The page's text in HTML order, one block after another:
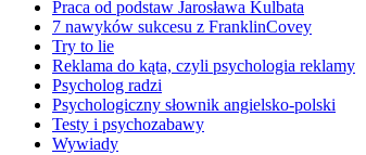
Praca od podstaw Jarosława Kulbata
7 nawyków sukcesu z FranklinCovey
Try to lie
Reklama do kąta, czyli psychologia reklamy
Psycholog radzi
Psychologiczny słownik angielsko-polski
Testy i psychozabawy
Wywiady